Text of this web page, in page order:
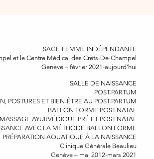
SAGE-FEMME INDÉPENDANTE
et le Centre Médical des Crêts-De-Champel
Genève – février 2021-aujourd'hui
SALLE DE NAISSANCE
POST-PARTUM
POSTURES ET BIEN-ÊTRE AU POST-PARTUM
BALLON FORME POST-NATAL
MASSAGE AYURVÉDIQUE PRÉ ET POST-NATAL
AVEC LA MÉTHODE BALLON FORME
PRÉPARATION AQUATIQUE À LA NAISSANCE
Clinique Générale Beaulieu
Genève – mai 2012-mars 2021